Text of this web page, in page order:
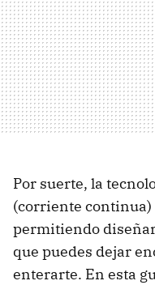
Por suerte, la
(corriente continua)
permitiendo
que puedes dejar
enterarte. En esta